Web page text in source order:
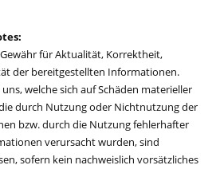
für Aktualität, Korrektheit,
der bereitgestellten Informationen.
welche sich auf Schäden materieller
durch Nutzung oder Nichtnutzung der
bzw. durch die Nutzung fehlerhafter
verursacht wurden, sind
sofern kein nachweislich vorsätzliches